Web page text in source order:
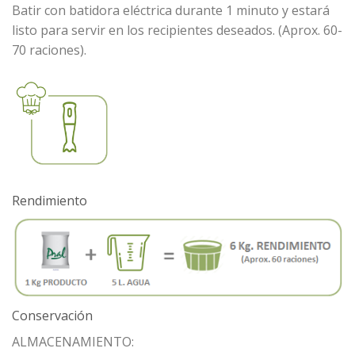
Batir con batidora eléctrica durante 1 minuto y estará
listo para servir en los recipientes deseados. (Aprox. 60-
70 raciones).
Rendimiento
Conservación
ALMACENAMIENTO: